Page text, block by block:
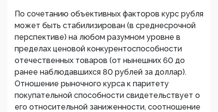
По сочетанию объективных факторов курс рубля
может быть стабилизирован (в среднесрочной
перспективе) на любом разумном уровне в
пределах ценовой конкурентоспособности
отечественных товаров (от нынешних 60 до
ранее наблюдавшихся 80 рублей за доллар).
Отношение рыночного курса к паритету
покупательной способности свидетельствует о
его относительной заниженности, соотношение